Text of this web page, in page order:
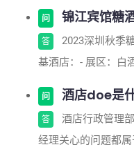
问 锦江宾馆糖
答
2023深圳秋季
基酒店：- 展区：白
问 酒店doe是
答
酒店行政管理
经理关心的问题都